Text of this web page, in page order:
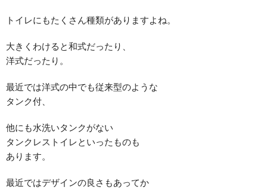
トイレにもたくさん種類がありますよね。
大きくわけると和式だったり、
洋式だったり。
最近では洋式の中でも従来型のような
タンク付、
他にも水洗いタンクがない
タンクレストイレといったものも
あります。
最近ではデザインの良さもあってか